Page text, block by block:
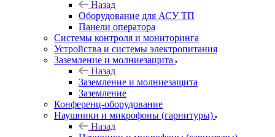
Назад
Оборудование для АСУ ТП
Панели оператора
Системы контроля и мониторинга
Устройства и системы электропитания
Заземление и молниезащита
Назад
Заземление и молниезащита
Заземление
Конференц-оборудование
Наушники и микрофоны (гарнитуры)
Назад